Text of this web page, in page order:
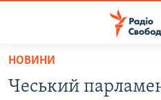
Перейти
основного
НОВИНИ
Чеський